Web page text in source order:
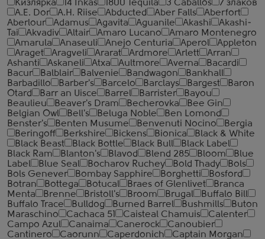
Кизлярка
14 Inkas 1800 Tequila 3 Caballos
7 злаков
A.E. Dor
A.H. Riise Abducted Aber Falls
Aberfort
Aberlour
Adamus Agavita Aguanile Akashi
Akashi-
Tai
Akvadiv Altair Amaro Lucano
Amaro Montenegro
Amarula
Anaseuli Anejo Centuria Aperol
Appleton
Araget
Aragveli Ararat Ardmore Arlett
Arran
Ashanti
Askaneli Atxa Aultmore Averna
Bacardi
Bacur
Balblair Balvenie Bandwagon
Bankhall
Barbadillo
Barber's Barcelo Barclays Bargest
Baron
Otard
Barr an Uisce Barrel Barrister
Bayou
Beaulieu
Beaver's Dram Becherovka
Bee Gin
Belgian Owl
Bell's Beluga Noble
Ben Lomond
Benster's
Benten Musume Benvenuti Nocino
Bergia
Beringoff
Berkshire Bickens Bionica
Black & White
Black Beast
Black Bottle Black Bull
Black Label
Black Ram
Blanton's Blavod Blend 285 Bloom
Blue
Label
Blue Seal Bocharov Ruchey Bold Thady
Bols
Bols Genever
Bombay Sapphire Borghetti
Bosford
Botran
Bottega Botucal Braes of Glenlivet
Branca
Menta
Brenne Bristoll's Broom Brugal
Buffalo Bill
Buffalo Trace
Bulldog Burned Barrel Bushmills
Buton
Maraschino
Cachaca 51 Caisteal Chamuis
Calenter
Campo Azul
Canaima Canerock
Canoubier
Cantinero
Caorunn Caperdonich
Captain Morgan